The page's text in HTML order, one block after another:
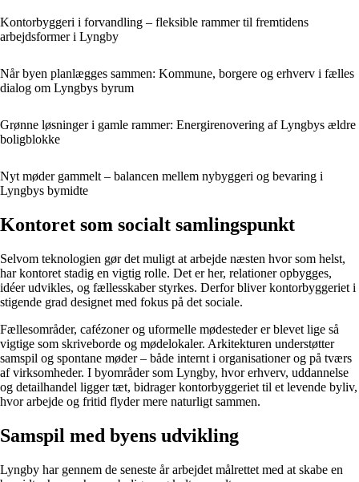
Kontorbyggeri i forvandling – fleksible rammer til fremtidens
arbejdsformer i Lyngby
Når byen planlægges sammen: Kommune, borgere og erhverv i fælles
dialog om Lyngbys byrum
Grønne løsninger i gamle rammer: Energirenovering af Lyngbys ældre
boligblokke
Nyt møder gammelt – balancen mellem nybyggeri og bevaring i
Lyngbys bymidte
Kontoret som socialt samlingspunkt
Selvom teknologien gør det muligt at arbejde næsten hvor som helst,
har kontoret stadig en vigtig rolle. Det er her, relationer opbygges,
idéer udvikles, og fællesskaber styrkes. Derfor bliver kontorbyggeriet i
stigende grad designet med fokus på det sociale.
Fællesområder, cafézoner og uformelle mødesteder er blevet lige så
vigtige som skriveborde og mødelokaler. Arkitekturen understøtter
samspil og spontane møder – både internt i organisationer og på tværs
af virksomheder. I byområder som Lyngby, hvor erhverv, uddannelse
og detailhandel ligger tæt, bidrager kontorbyggeriet til et levende byliv,
hvor arbejde og fritid flyder mere naturligt sammen.
Samspil med byens udvikling
Lyngby har gennem de seneste år arbejdet målrettet med at skabe en